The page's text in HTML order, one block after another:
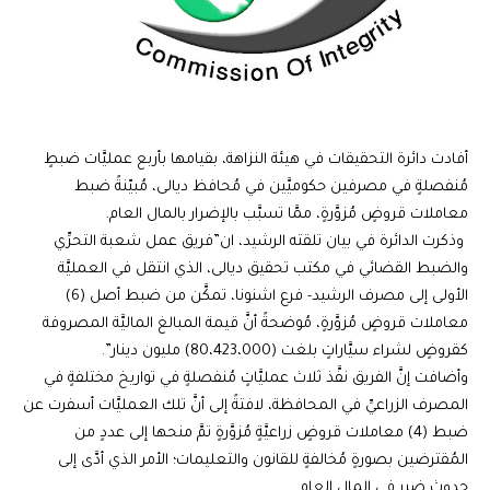
أفادت دائرة التحقيقات في هيئة النزاهة، بقيامها بأربع عمليَّات ضبطٍ
مُنفصلةٍ في مصرفين حكوميَّين في مُحافظ ديالى، مُبيّنةً ضبط
معاملات قروضٍ مُزوَّرةٍ، ممَّا تسبَّب بالإضرار بالمال العام.
وذكرت الدائرة في بيان تلقته الرشيد، ان”فريق عمل شعبة التحرِّي
والضبط القضائي في مكتب تحقيق ديالى، الذي انتقل في العمليَّة
الأولى إلى مصرف الرشيد- فرع اشنونا، تمكَّن من ضبط أصل (6)
معاملات قروضٍ مُزوَّرةٍ، مُوضحةً أنَّ قيمة المبالغ الماليَّة المصروفة
كقروضٍ لشراء سيَّاراتٍ بلغت (80،423،000) مليون دينار”.
وأضافت إنَّ الفريق نفَّذ ثلاث عمليَّاتٍ مُنفصلةٍ في تواريخ مختلفةٍ في
المصرف الزراعيِّ في المحافظة، لافتةً إلى أنَّ تلك العمليَّات أسفرت عن
ضبط (4) معاملات قروضٍ زراعيَّةٍ مُزوَّرةٍ تمَّ منحها إلى عددٍ من
المُقترضين بصورةٍ مُخالفةٍ للقانون والتعليمات؛ الأمر الذي أدَّى إلى